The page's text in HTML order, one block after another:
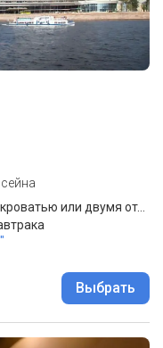
Стандартный двухместный номер с 1 кроватью или двумя отдельными кроватями и видом во двор
Выбрать